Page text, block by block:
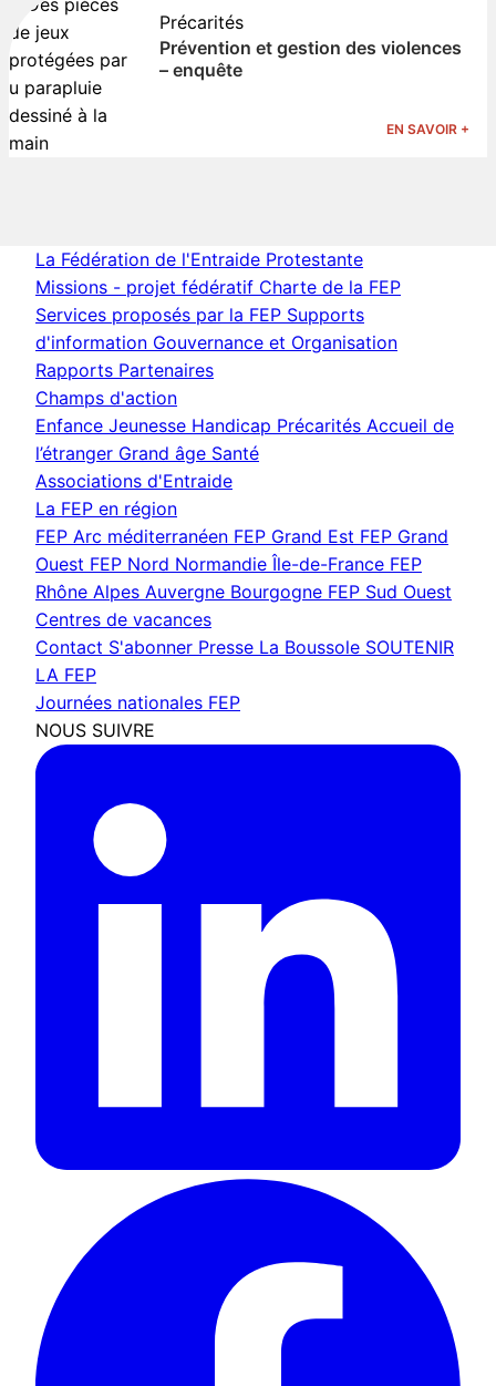
Précarités
Prévention et gestion des violences
– enquête
EN SAVOIR +
La Fédération de l'Entraide Protestante
Missions - projet fédératif Charte de la FEP
Services proposés par la FEP Supports
d'information Gouvernance et Organisation
Rapports Partenaires
Champs d'action
Enfance Jeunesse Handicap Précarités Accueil de
l’étranger Grand âge Santé
Associations d'Entraide
La FEP en région
FEP Arc méditerranéen FEP Grand Est FEP Grand
Ouest FEP Nord Normandie Île-de-France FEP
Rhône Alpes Auvergne Bourgogne FEP Sud Ouest
Centres de vacances
Contact S'abonner Presse La Boussole SOUTENIR
LA FEP
Journées nationales FEP
NOUS SUIVRE